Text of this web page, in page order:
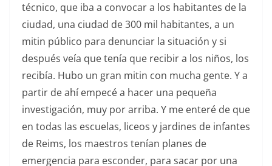
técnico, que iba a convocar a los habitantes de la
ciudad, una ciudad de 300 mil habitantes, a un
mitin público para denunciar la situación y si
después veía que tenía que recibir a los niños, los
recibía. Hubo un gran mitin con mucha gente. Y a
partir de ahí empecé a hacer una pequeña
investigación, muy por arriba. Y me enteré de que
en todas las escuelas, liceos y jardines de infantes
de Reims, los maestros tenían planes de
emergencia para esconder, para sacar por una